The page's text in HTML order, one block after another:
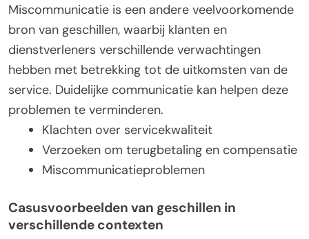
Miscommunicatie is een andere veelvoorkomende
bron van geschillen, waarbij klanten en
dienstverleners verschillende verwachtingen
hebben met betrekking tot de uitkomsten van de
service. Duidelijke communicatie kan helpen deze
problemen te verminderen.
Klachten over servicekwaliteit
Verzoeken om terugbetaling en compensatie
Miscommunicatieproblemen
Casusvoorbeelden van geschillen in
verschillende contexten